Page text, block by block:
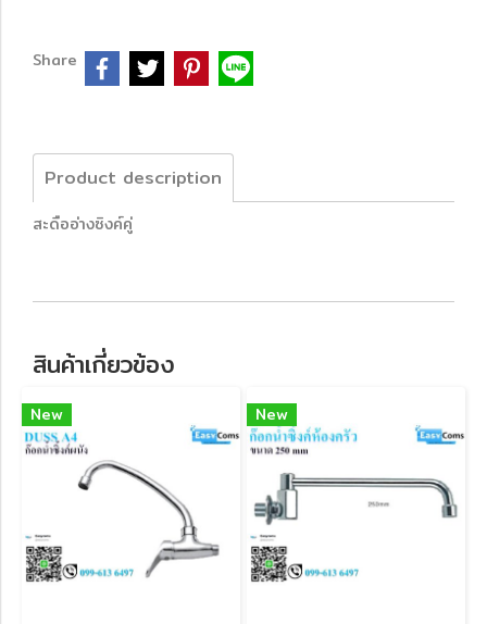
Share
Product description
สะดืออ่างซิงค์คู่
สินค้าเกี่ยวข้อง
New New